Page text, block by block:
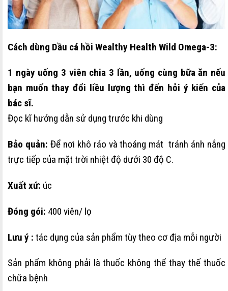
Cách dùng Dầu cá hồi Wealthy Health Wild Omega-3:
1 ngày uống 3 viên chia 3 lần, uống cùng bữa ăn nếu
bạn muốn thay đổi liều lượng thì đến hỏi ý kiến của
bác sĩ.
Đọc kĩ hướng dẫn sử dụng trước khi dùng
Bảo quản: Để nơi khô ráo và thoáng mát tránh ánh nắng
trực tiếp của mặt trời nhiệt độ dưới 30 độ C.
Xuất xứ: úc
Đóng gói: 400 viên/ lọ
Lưu ý : tác dụng của sản phẩm tùy theo cơ địa mỗi người
Sản phẩm không phải là thuốc không thể thay thế thuốc
chữa bệnh